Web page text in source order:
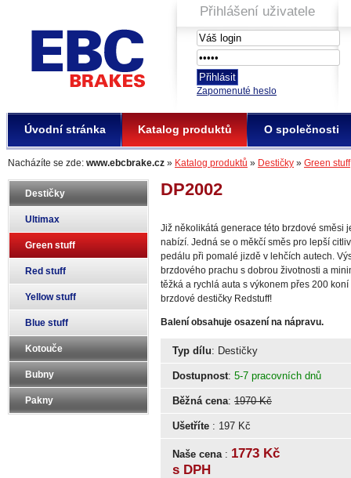
EBC Brakes
Nacházíte se zde: www.ebcbrake.cz » Katalog produktů » Destičky » Green stuff
Destičky
Ultimax
Green stuff
Red stuff
Yellow stuff
Blue stuff
Kotouče
Bubny
Pakny
DP2002
Již několikátá generace této brzdové směsi
nabízí. Jedná se o měkčí směs pro lepší
pedálu při pomalé jizdě v lehčích autech.
brzdového prachu s dobrou životnosti a
těžká a rychlá auta s výkonem přes 200
brzdové destičky Redstuff!
Balení obsahuje osazení na nápravu.
Typ dílu: Destičky
Dostupnost: 5-7 pracovních dnů
Běžná cena: 1970 Kč
Ušetříte : 197 Kč
Naše cena : 1773 Kč
s DPH
Úvodní stránka Katalog produktů O společnosti
Přihlášení uživatele
Zapomenuté heslo